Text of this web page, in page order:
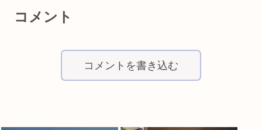
コメント
コメントを書き込む